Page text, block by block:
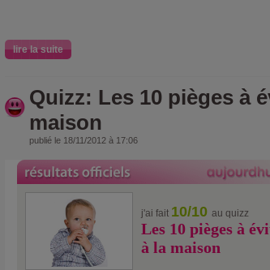
lire la suite
Quizz: Les 10 pièges à
maison
publié le 18/11/2012 à 17:06
j'ai fait 10/10 au quizz
Les 10 pièges à
à la maison